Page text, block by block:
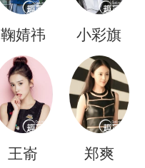
鞠婧祎 小彩旗
王嵛 郑爽